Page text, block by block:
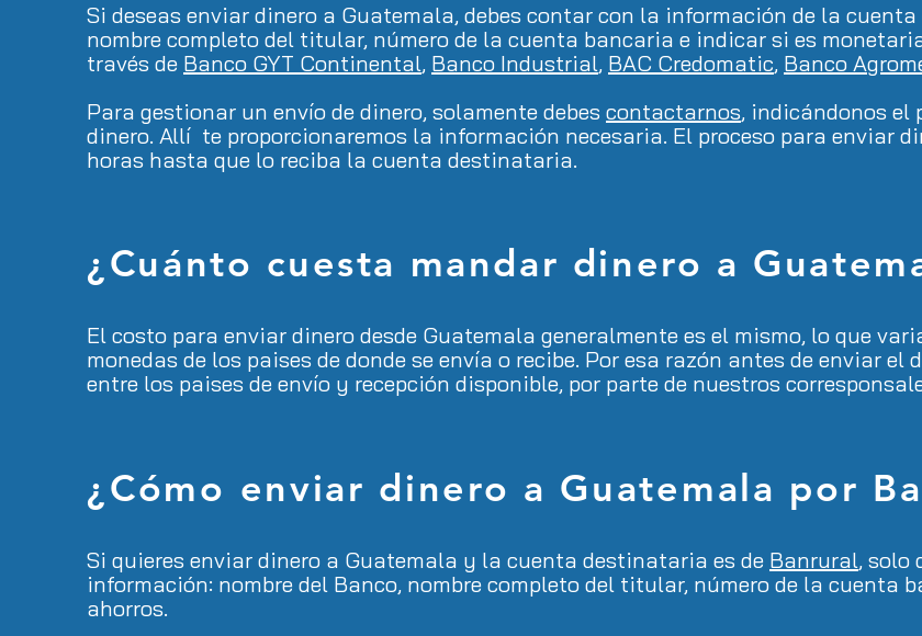
Si deseas enviar dinero a Guatemala, debes contar con la información de la
nombre completo del titular, número de la cuenta bancaria e indicar si es
través de Banco GYT Continental, Banco Industrial, BAC Credomatic, Banco
Para gestionar un envío de dinero, solamente debes contactarnos, indicándonos el
dinero. Allí te proporcionaremos la información necesaria. El proceso para enviar
horas hasta que lo reciba la cuenta destinataria.
¿Cuánto cuesta mandar dinero a
El costo para enviar dinero desde Guatemala generalmente es el mismo, lo que
monedas de los paises de donde se envía o recibe. Por esa razón antes de enviar
entre los paises de envío y recepción disponible, por parte de nuestros
¿Cómo enviar dinero a Guatemala por
Si quieres enviar dinero a Guatemala y la cuenta destinataria es de Banrural, solo
información: nombre del Banco, nombre completo del titular, número de la cuenta
ahorros.